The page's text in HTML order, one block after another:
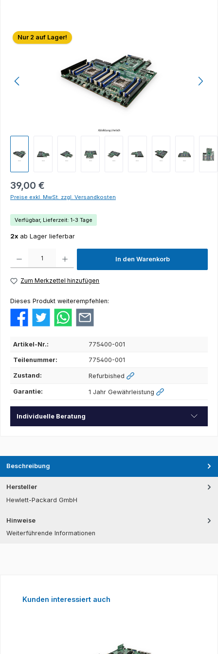
Bildergalerie überspringen
Nur 2 auf Lager!
39,00 €
Preise exkl. MwSt. zzgl. Versandkosten
Verfügbar, Lieferzeit: 1-3 Tage
2x ab Lager lieferbar
In den Warenkorb
Zum Merkzettel hinzufügen
Dieses Produkt weiterempfehlen:
Artikel-Nr.: 775400-001
Teilenummer: 775400-001
Zustand: Refurbished
Garantie: 1 Jahr Gewährleistung
Individuelle Beratung
Beschreibung
Hersteller
Hewlett-Packard GmbH
Hinweise
Weiterführende Informationen
Produktgalerie überspringen
Kunden interessiert auch